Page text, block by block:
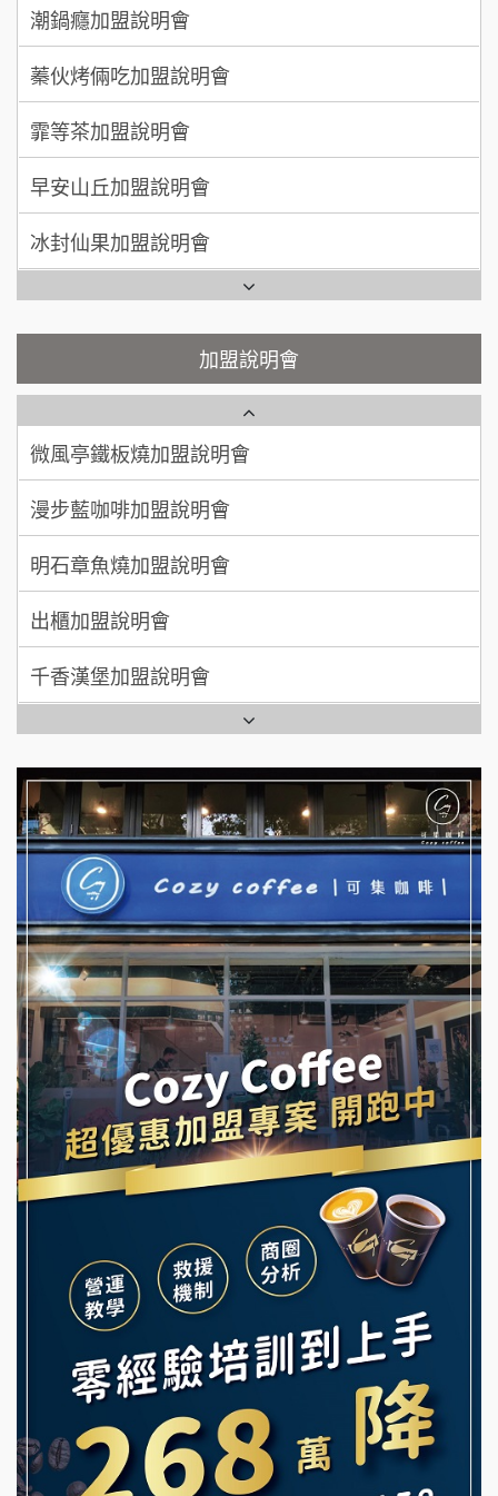
徐 先生/小姐 新北市
加盟預算
何 先生/小姐
加盟預算
呂 先生/小姐
加盟預算 200萬~400萬
顏 先生/小姐 台北市
廖 先生/小姐 高雄市
加盟預算
蓁伙烤倆吃加盟說明會
霏等茶加盟說明會
早安山丘加盟說明會
冰封仙果加盟說明會
Ramble Café 漫步藍咖啡加盟說明會
微風亭鐵板燒加盟說明會
【曉妍美妝】誠徵行政櫃檯
自助洗衣店誠徵代洗收送人員(台中市)
MUSHEN徵SPA美容芳療師
日十。早午食加盟說明會
拾鑶火鍋加盟說明會
全家加盟說明會
台灣G湯加盟說明會
彭富貴加盟說明會
NU PASTA義大利麵加盟說明會
潮鍋癮加盟說明會
蓁伙烤倆吃加盟說明會
霏等茶加盟說明會
早安山丘加盟說明會
冰封仙果加盟說明會
Ramble Café 漫步藍咖啡加盟說明會
微風亭鐵板燒加盟說明會
鮮茶道加盟說明會
【曉妍美妝】誠徵行政櫃檯
自助洗衣店誠徵代洗收送人員(台中市)
MUSHEN徵SPA美容芳療師
加盟說明會
上宇林加盟說明會
莫尼早餐Morni加盟說明會
手作功夫茶加盟說明會
SHARE TEA歇腳亭加盟說明會
潮味決-湯滷專門店加盟說明會
微風亭鐵板燒加盟說明會
漫步藍咖啡加盟說明會
明石章魚燒加盟說明會
出櫃加盟說明會
千香漢堡加盟說明會
七盞茶加盟說明會
拉亞漢堡加盟說明會
杜芳子古味茶鋪加盟說明會
優握握×酸奶大獅加盟說明會
冬城門加盟說明會
拾鑶火鍋加盟說明會
阿性情趣無人販售所加盟明會
龍涎居好湯加盟說明會
舒油頭加盟說明會
韓金量加盟說明會
Mr.Wish加盟說明會
白鬍泡泡 BOHO POPO加盟說明會
雞咕雞咕加盟說明會
TEA TOP加盟說明會